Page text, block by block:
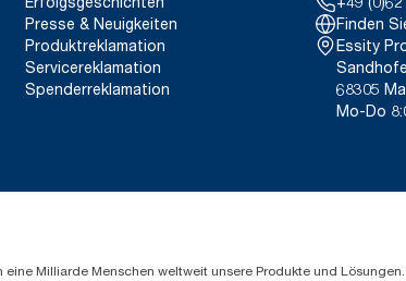
Presse & Neuigkeiten
Produktreklamation
Servicereklamation
Spenderreklamation
Finden
Essity
68305
Mo-Do
Milliarde Menschen weltweit unsere Produkte und